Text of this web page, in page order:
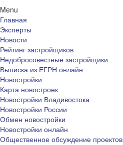
Menu
Главная
Эксперты
Новости
Рейтинг застройщиков
Недобросовестные застройщики
Выписка из ЕГРН онлайн
Новостройки
Карта новостроек
Новостройки Владивостока
Новостройки России
Обмен новостройки
Новостройки онлайн
Общественное обсуждение проектов